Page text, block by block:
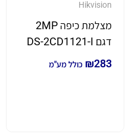
Hikvision
מצלמת כיפה 2MP
דגם DS-2CD1121-I
₪283 כולל מע"מ